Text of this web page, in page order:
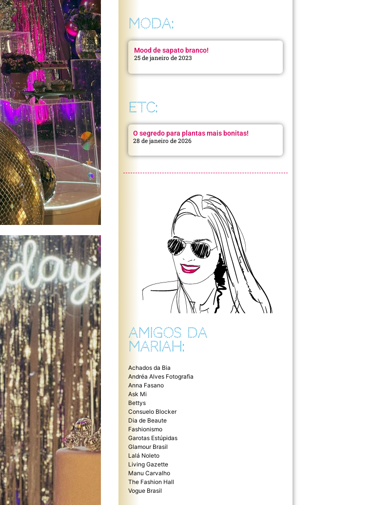
MODA:
Mood de sapato branco!
25 de janeiro de 2023
ETC:
O segredo para plantas mais bonitas!
28 de janeiro de 2026
AMIGOS DA
MARIAH:
Achados da Bia
Andréa Alves Fotografia
Anna Fasano
Ask Mi
Bettys
Consuelo Blocker
Dia de Beaute
Fashionismo
Garotas Estúpidas
Glamour Brasil
Lalá Noleto
Living Gazette
Manu Carvalho
The Fashion Hall
Vogue Brasil